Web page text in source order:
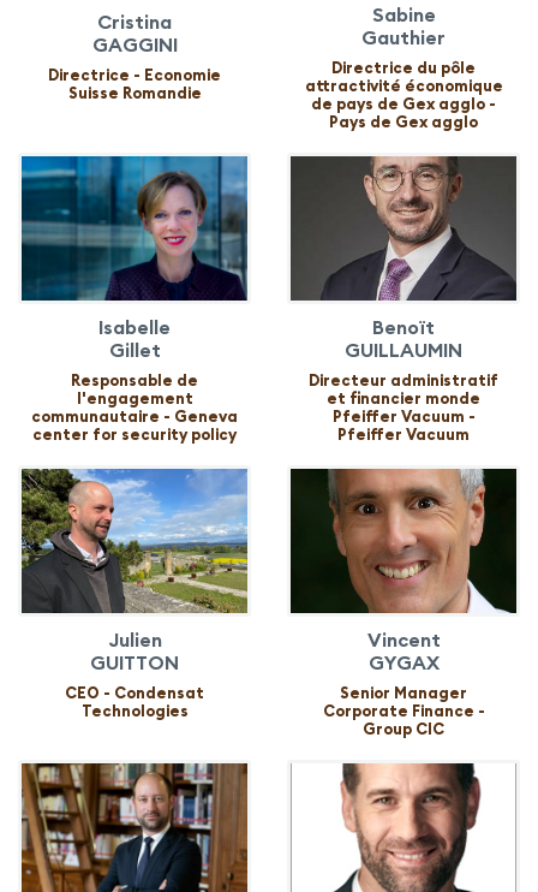
Cristina
GAGGINI
Directrice - Economie
Suisse Romandie
Sabine
Gauthier
Directrice du pôle
attractivité économique
de pays de Gex agglo -
Pays de Gex agglo
Isabelle
Gillet
Responsable de
l'engagement
communautaire - Geneva
center for security policy
Benoït
GUILLAUMIN
Directeur administratif
et financier monde
Pfeiffer Vacuum -
Pfeiffer Vacuum
Julien
GUITTON
CEO - Condensat
Technologies
Vincent
GYGAX
Senior Manager
Corporate Finance -
Group CIC